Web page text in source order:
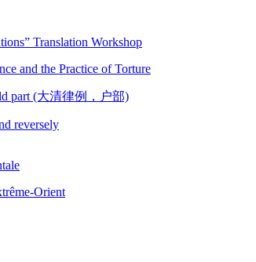
Translation Workshop
and the Practice of Torture
part (大清律例，户部)
reversely